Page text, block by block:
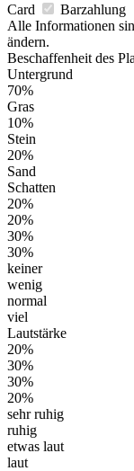
Card
Barzahlung
Alle Informationen
ändern.
Beschaffenheit des
Untergrund
70%
Gras
10%
Stein
20%
Sand
Schatten
20%
20%
30%
30%
keiner
wenig
normal
viel
Lautstärke
20%
30%
30%
20%
sehr ruhig
ruhig
etwas laut
laut